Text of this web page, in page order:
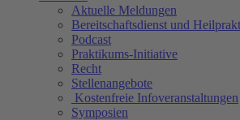
Aktuelle Meldungen
Bereitschaftsdienst und
Podcast
Praktikums-Initiative
Recht
Stellenangebote
Kostenfreie Infoveranstaltungen
Symposien